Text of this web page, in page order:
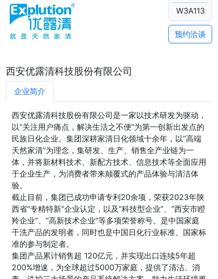
西安优露清科技股份有限公司
W3A113
预约洽谈
企业简介
西安优露清科技股份有限公司是一家以技术研发为驱动，
以“关注用户痛点，解决生活之不便”为第一创新出发点的
民族日化企业。集团深耕家清日化领域十余年，以“高端
天然家清”为理念，集研发、生产、销售全产业链为一
体，并将新材料技术、新配方技术、信息技术等全面应用
于企业生产，为消费者带来颠覆式的产品体验与清洁体
验。
截止目前，集团已成功申请专利20余项，荣获2023年陕
西省“专精特新”企业认定，以及“科技型企业”、“西安市瞪
羚企业”、“高新技术企业”等多项荣誉称号。是中国家庭
干洗产品的发明者，同时也是中国日化行业标准、国家标
准的参与制定者。
集团产品累计销售超 120亿元，并实现出口连续5年超
200%增速，为全球超过5000万家庭，提供了清洁、消